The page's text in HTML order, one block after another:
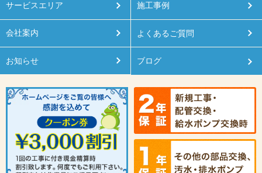
サービスエリア 施工事例
会社案内 よくあるご質問
お知らせ ブログ